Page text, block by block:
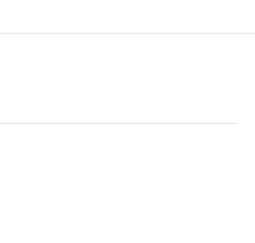
밥 만들 수 있어
도 ..